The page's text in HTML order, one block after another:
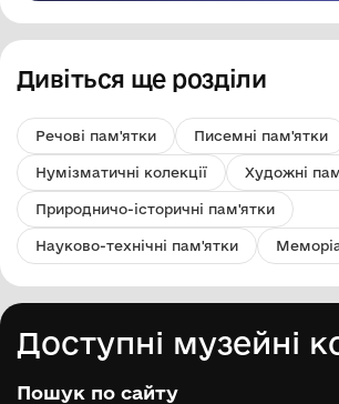
Дивіться ще розділи
Речові пам'ятки Писемні пам'ятки
Нумізматичні колекції Художні
Природничо-історичні пам'ятки
Науково-технічні пам'ятки
Доступні музейні
Пошук по сайту